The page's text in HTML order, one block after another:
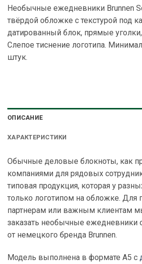
Необычные ежедневники Brunnen
твёрдой обложке с текстурой под
датированный блок, прямые уголки,
Слепое тиснение логотипа.
штук.
ОПИСАНИЕ
ХАРАКТЕРИСТИКИ
Обычные деловые блокноты, как
компаниями для рядовых
типовая продукция, которая у
только логотипом на обложке. Для
партнерам или важным клиентам
заказать необычные ежедневники
от немецкого бренда Brunnen.
Модель выполнена в формате А5 с